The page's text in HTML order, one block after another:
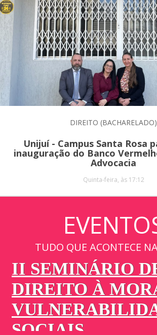
DIREITO (BACHARELADO)
Unijuí - Campus Santa Rosa
inauguração do Banco
Advocacia
Quinta-feira, às 17:12
TUDO QUE ACONTECE